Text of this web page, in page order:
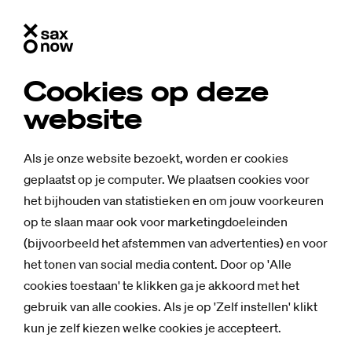
Cookies op deze
website
Als je onze website bezoekt, worden er cookies
geplaatst op je computer. We plaatsen cookies voor
het bijhouden van statistieken en om jouw voorkeuren
op te slaan maar ook voor marketingdoeleinden
(bijvoorbeeld het afstemmen van advertenties) en voor
het tonen van social media content. Door op 'Alle
cookies toestaan' te klikken ga je akkoord met het
gebruik van alle cookies. Als je op 'Zelf instellen' klikt
kun je zelf kiezen welke cookies je accepteert.